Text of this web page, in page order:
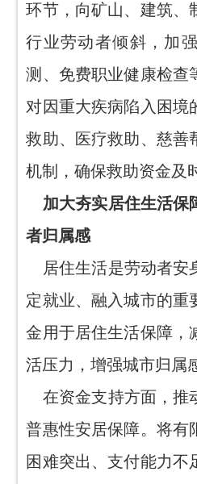
环节，向矿山、建筑、
行业劳动者倾斜，加
测、免费职业健康检查
对因重大疾病陷入困境
救助、医疗救助、慈善
机制，确保救助资金及
加大夯实居住生活保
者归属感
居住生活是劳动者安
定就业、融入城市的重
金用于居住生活保障，
活压力，增强城市归属
在资金支持方面，推
普惠性安居保障。将有
困难突出、支付能力不